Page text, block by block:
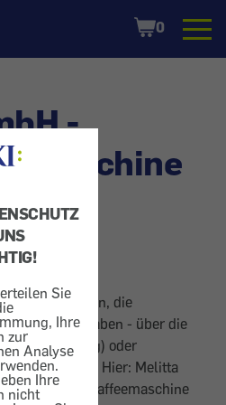
Sie
Ihre
zur
Analyse
Ihre
nicht
Shopping
Cart
0
-
Unternehmen, die
gezeigt haben - über die
oder
hinaus. - Hier: Melitta
neue Filterkaffeemaschine